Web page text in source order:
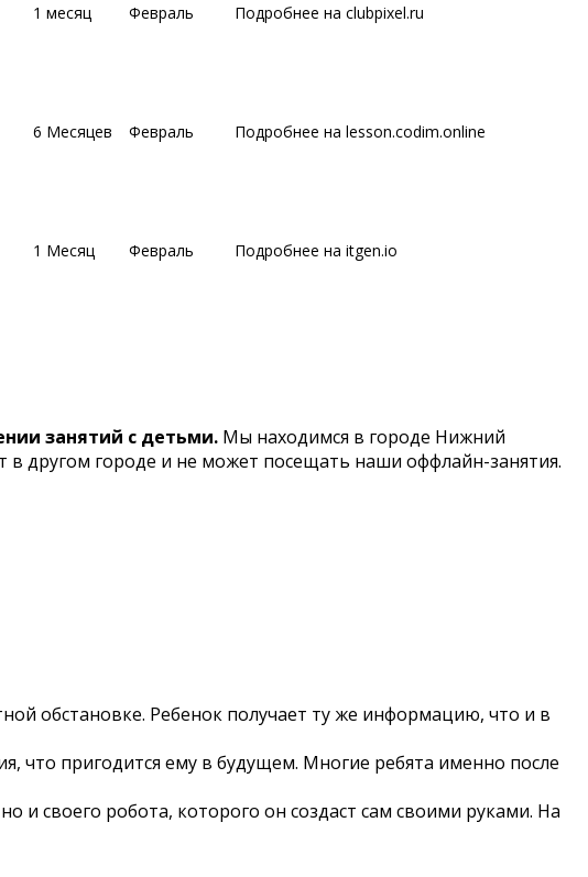
1 месяц Февраль Подробнее на clubpixel.ru
6 Месяцев Февраль Подробнее на lesson.codim.online
1 Месяц Февраль Подробнее на itgen.io
занятий с детьми. Мы находимся в городе Нижний
другом городе и не может посещать наши оффлайн-занятия.
обстановке. Ребенок получает ту же информацию, что и в
что пригодится ему в будущем. Многие ребята именно после
и своего робота, которого он создаст сам своими руками. На